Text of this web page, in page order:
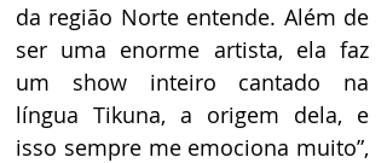
da região Norte entende. Além de
ser uma enorme artista, ela faz
um show inteiro cantado na
língua Tikuna, a origem dela, e
isso sempre me emociona muito”,